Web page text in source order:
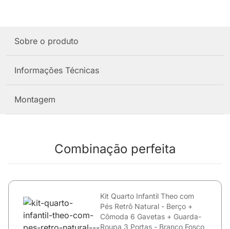
Sobre o produto
Informações Técnicas
Montagem
Combinação perfeita
Kit Quarto Infantil Theo com
Pés Retrô Natural - Berço +
Cômoda 6 Gavetas + Guarda-
Roupa 3 Portas - Branco Fosco